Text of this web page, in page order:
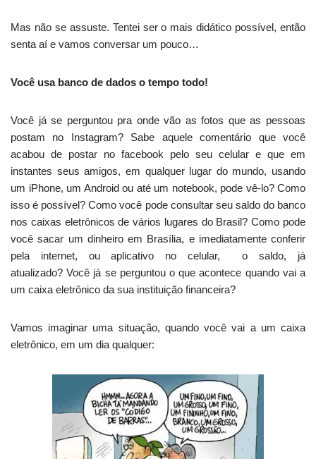
Mas não se assuste. Tentei ser o mais didático possível, então
senta aí e vamos conversar um pouco…
Você usa banco de dados o tempo todo!
Você já se perguntou pra onde vão as fotos que as pessoas
postam no Instagram? Sabe aquele comentário que você
acabou de postar no facebook pelo seu celular e que em
instantes seus amigos, em qualquer lugar do mundo, usando
um iPhone, um Android ou até um notebook, pode vê-lo? Como
isso é possível? Como você pode consultar seu saldo do banco
nos caixas eletrônicos de vários lugares do Brasil? Como pode
você sacar um dinheiro em Brasília, e imediatamente conferir
pela internet, ou aplicativo no celular, o saldo, já
atualizado? Você já se perguntou o que acontece quando vai a
um caixa eletrônico da sua instituição financeira?
Vamos imaginar uma situação, quando você vai a um caixa
eletrônico, em um dia qualquer: